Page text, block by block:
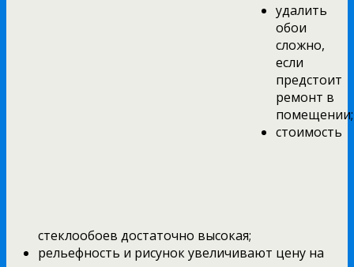
удалить
обои
сложно,
если
предстоит
ремонт в
помещении;
стоимость
стеклообоев достаточно высокая;
рельефность и рисунок увеличивают цену на